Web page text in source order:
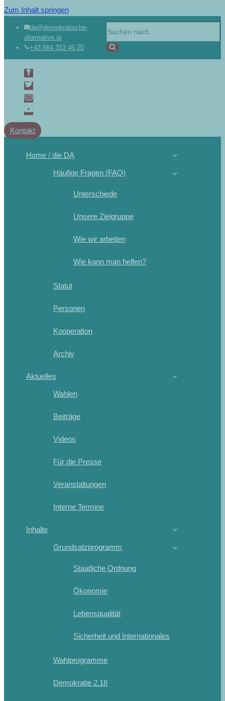
Zum Inhalt springen
da@demokratische-
alternative.at
+43 664 313 46 20
Kontakt
Home / die DA
Häufige Fragen (FAQ)
Unterschiede
Unsere Zielgruppe
Wie wir arbeiten
Wie kann man helfen?
Statut
Personen
Kooperation
Archiv
Aktuelles
Wahlen
Beiträge
Videos
Für die Presse
Veranstaltungen
Interne Termine
Inhalte
Grundsatzprogramm
Staatliche Ordnung
Ökonomie
Lebensqualität
Sicherheit und Internationales
Wahlprogramme
Demokratie 2.18